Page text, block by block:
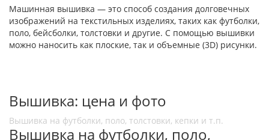
Машинная вышивка — это способ создания долговечных
изображений на текстильных изделиях, таких как футболки,
поло, бейсболки, толстовки и другие. С помощью вышивки
можно наносить как плоские, так и объемные (3D) рисунки.
Вышивка: цена и фото
Вышивка на футболки, поло, толстовки, кепки и т.п.
Вышивка на футболки, поло,